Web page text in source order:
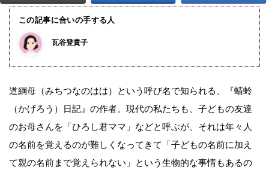
この記事に合いの手する人
瓦谷登貴子
道綱母（みちつなのはは）という呼び名で知られる、『蜻蛉
（かげろう）日記』の作者。現代の私たちも、子どもの友達
のお母さんを「ひろし君ママ」などと呼ぶが、それは年々人
の名前を覚えるのが難しくなってきて「子どもの名前に加え
て親の名前まで覚えられない」という生物的な事情もあるの